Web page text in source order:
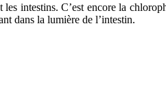
intestins. C’est encore la
dans la lumière de l’intestin.